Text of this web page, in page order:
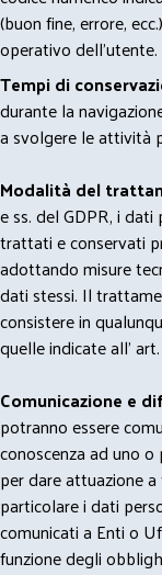
(buon fine, errore,
operativo dell'utente.
Tempi di
durante la
a svolgere le attività
Modalità del
e ss. del GDPR, i
trattati e conservati
adottando misure
dati stessi. Il
consistere in
quelle indicate all'
Comunicazione e
potranno essere
conoscenza ad uno
per dare attuazione
particolare i dati
comunicati a Enti o
funzione degli